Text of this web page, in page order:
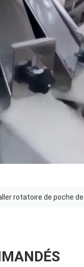
rotatoire de poche